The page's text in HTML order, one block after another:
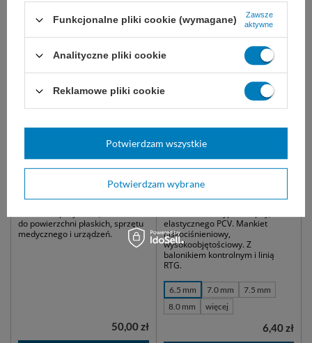
Ręcznik higieniczny
włókninowy, Spunlance
rozm. 40 x 70 cm (100 szt.) -
Jednorazowe ręczniki chłonne do
do powierzchni płaskich, sprzętu
medycznego i urządzeń.
50,00 zł
Rurka intubacyjna z
mankietem, typ Murphy
Sterylna, jednorazowa rurka
elastycznego PCV. Mankiet
niskociśnieniowy,
wysokoobjętościowy. Z
balonikiem kontrolnym i linią
RTG.
6.5 mm 7.0 mm
7.5 mm
8.0 mm
więcej
6,40 zł
Funkcjonalne pliki cookie (wymagane)
Zawsze
aktywne
Analityczne pliki cookie
Reklamowe pliki cookie
Potwierdzam wybrane
Potwierdzam wszystkie